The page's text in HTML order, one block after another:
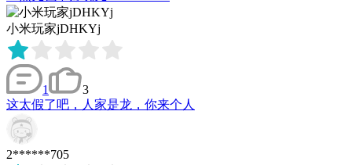
小米玩家jDHKYj
1
3
这太假了吧，人家是龙，你来个人
2******705